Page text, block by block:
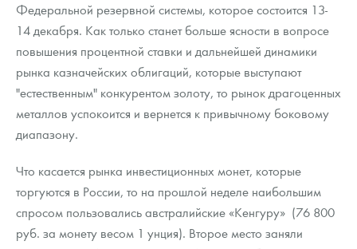
Русская нумизматика
Золотая карманная галерея
Наборы подарочных и коллекционных монет
Монеты и жетоны из недрагоценных металлов
Федеральной резервной системы, которое состоится 13-
14 декабря. Как только станет больше ясности в вопросе
повышения процентной ставки и дальнейшей динамики
рынка казначейских облигаций, которые выступают
"естественным" конкурентом золоту, то рынок драгоценных
металлов успокоится и вернется к привычному боковому
диапазону.
Что касается рынка инвестиционных монет, которые
торгуются в России, то на прошлой неделе наибольшим
спросом пользовались австралийские «Кенгуру» (76 800
руб. за монету весом 1 унция). Второе место заняли